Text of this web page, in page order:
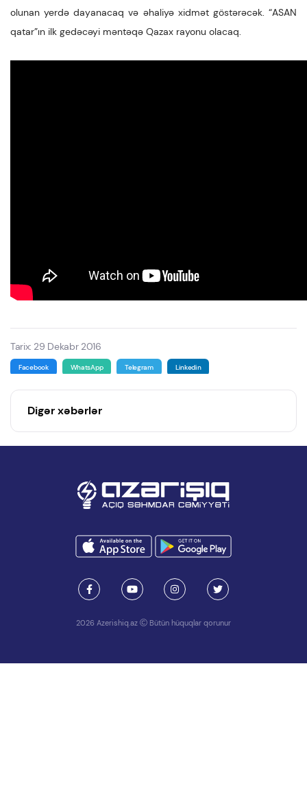
olunan yerdə dayanacaq və əhaliyə xidmət göstərəcək. “ASAN
qatar”ın ilk gedəcəyi məntəqə Qazax rayonu olacaq.
Tarix: 29 Dekabr 2016
Facebook WhatsApp Telegram Linkedin
Digər xəbərlər
2026 Azerishiq.az Bütün hüquqlar qorunur